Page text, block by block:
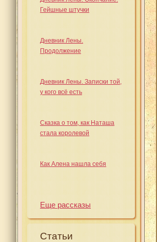
Гейшные штучки
Дневник Лены.
Продолжение
Дневник Лены. Записки той,
у кого всё есть
Сказка о том, как Наташа
стала королевой
Как Алена нашла себя
Еще рассказы
Статьи